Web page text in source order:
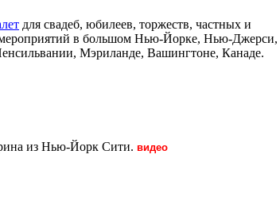
для свадеб, юбилеев, торжеств, частных и
в большом Нью-Йорке, Нью-Джерси,
Мэриланде, Вашингтоне, Канаде.
из Нью-Йорк Сити. видео